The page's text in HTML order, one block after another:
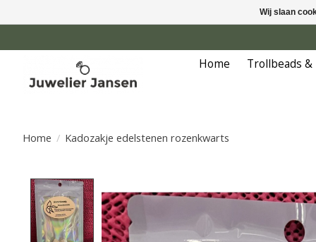
Home Trollbeads &
Home / Kadozakje edelstenen rozenkwarts
Wij slaan